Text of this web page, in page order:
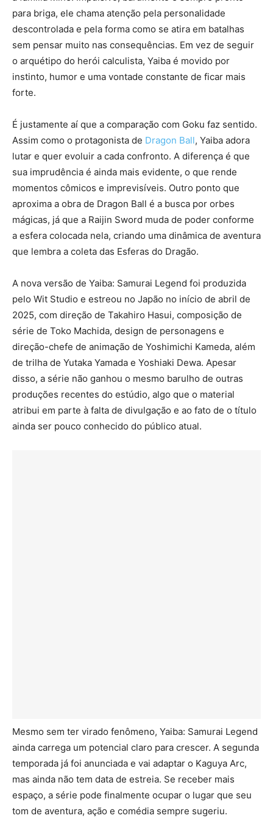
para briga, ele chama atenção pela personalidade
descontrolada e pela forma como se atira em batalhas
sem pensar muito nas consequências. Em vez de seguir
o arquétipo do herói calculista, Yaiba é movido por
instinto, humor e uma vontade constante de ficar mais
forte.
É justamente aí que a comparação com Goku faz sentido.
Assim como o protagonista de Dragon Ball, Yaiba adora
lutar e quer evoluir a cada confronto. A diferença é que
sua imprudência é ainda mais evidente, o que rende
momentos cômicos e imprevisíveis. Outro ponto que
aproxima a obra de Dragon Ball é a busca por orbes
mágicas, já que a Raijin Sword muda de poder conforme
a esfera colocada nela, criando uma dinâmica de aventura
que lembra a coleta das Esferas do Dragão.
A nova versão de Yaiba: Samurai Legend foi produzida
pelo Wit Studio e estreou no Japão no início de abril de
2025, com direção de Takahiro Hasui, composição de
série de Toko Machida, design de personagens e
direção-chefe de animação de Yoshimichi Kameda, além
de trilha de Yutaka Yamada e Yoshiaki Dewa. Apesar
disso, a série não ganhou o mesmo barulho de outras
produções recentes do estúdio, algo que o material
atribui em parte à falta de divulgação e ao fato de o título
ainda ser pouco conhecido do público atual.
Mesmo sem ter virado fenômeno, Yaiba: Samurai Legend
ainda carrega um potencial claro para crescer. A segunda
temporada já foi anunciada e vai adaptar o Kaguya Arc,
mas ainda não tem data de estreia. Se receber mais
espaço, a série pode finalmente ocupar o lugar que seu
tom de aventura, ação e comédia sempre sugeriu.